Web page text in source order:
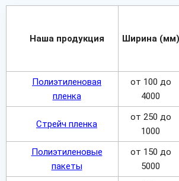
Наша продукция Ширина (мм)
Полиэтиленовая
пленка
от 100 до
4000
Стрейч пленка
от 250 до
1000
Полиэтиленовые
пакеты
от 150 до
5000